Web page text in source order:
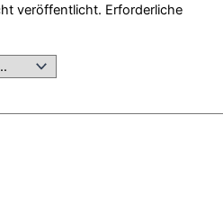
veröffentlicht. Erforderliche